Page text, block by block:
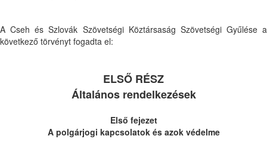
A Cseh és Szlovák Szövetségi Köztársaság Szövetségi Gyűlése a
következő törvényt fogadta el:
ELSŐ RÉSZ
Általános rendelkezések
Első fejezet
A polgárjogi kapcsolatok és azok védelme